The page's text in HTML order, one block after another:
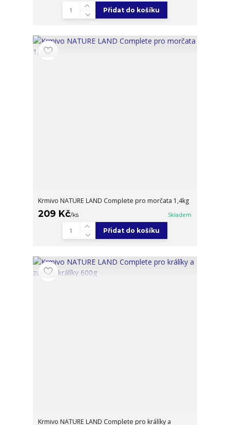
Přidat do košíku
Krmivo NATURE LAND Complete pro morčata 1,4kg
209 Kč/ks Skladem
Přidat do košíku
Krmivo NATURE LAND Complete pro králíky a